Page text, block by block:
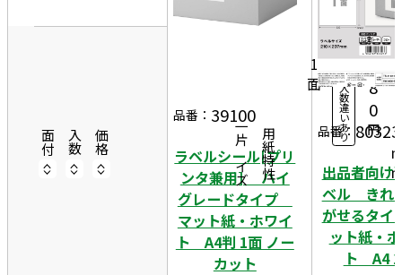
面付 入数 価格 一片サイズ用紙特性
品番： 39100
ラベルシール[プリ
ンタ兼用] ハイ
グレードタイプ
マット紙・ホワイ
ト A4判 1面 ノー
カット
1
面
50
0シ
ー
ト
入
数
違
い
あ
り
2
7,
2
8
0
円
0
2
7
品番： 80323
出品者向け
ベル きれ
がせるタ
ット紙・
ト A4